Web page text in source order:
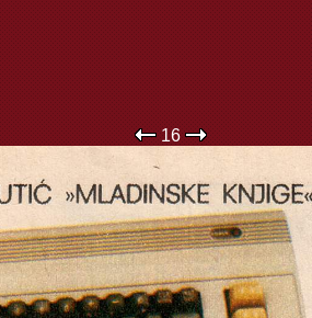
16